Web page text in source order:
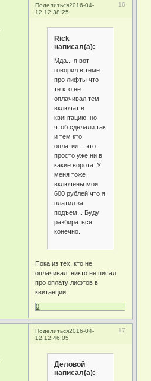
Поделиться 16
2016-04-
12 12:38:25
Rick
написал(а):
Мда... я вот
говорил в теме
про лифты что
те кто не
оплачивал тем
включат в
квинтацию, но
чтоб сделали так
и тем кто
оплатил... это
просто уже ни в
какие ворота. У
меня тоже
включены мои
600 рублей что я
платил за
подъем... Буду
разбираться
конечно.
Пока из тех, кто не
оплачивал, никто не писал
про оплату лифтов в
квитанции.
0
Поделиться 17
2016-04-
12 12:46:05
Деловой
написал(а):